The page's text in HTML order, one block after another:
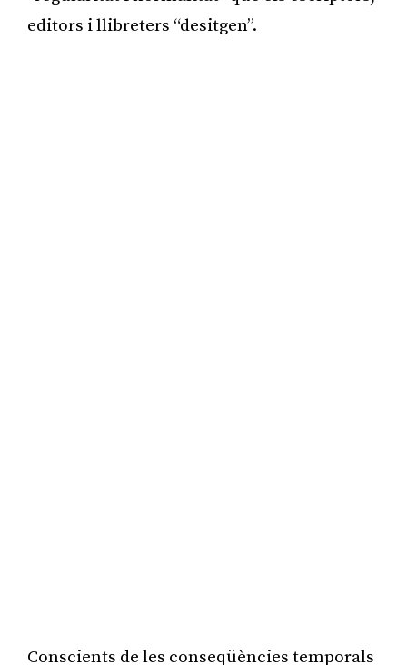
editors i llibreters “desitgen”.
Conscients de les conseqüències temporals